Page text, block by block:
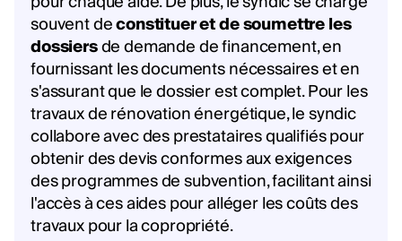
souvent deconstituer et de soumettre les
dossiersde demande de financement, en
fournissant les documents nécessaires et en
s'assurant que le dossier est complet. Pour les
travaux de rénovation énergétique, le syndic
collabore avec des prestataires qualifiés pour
obtenir des devis conformes aux exigences
des programmes de subvention, facilitant ainsi
l'accès à ces aides pour alléger les coûts des
travaux pour la copropriété.